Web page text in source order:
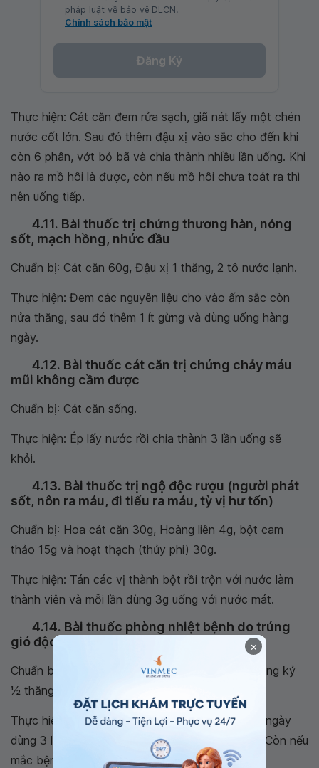
pháp luật về bảo vệ DLCN.
Chính sách bảo mật
Đăng Ký
Thực hiện: Cát căn đem rửa sạch, giã nát lấy một chén
nước cốt lớn. Sau đó thêm đậu xị vào sắc cho đến khi
còn 6 phân, vớt bỏ bã và chia thành nhiều lần uống. Khi
nào ra mồ hôi là được, còn nếu mồ hôi chưa toát ra thì
nên uống tiếp.
4.11. Bài thuốc trị chứng thương hàn, nóng
sốt, mạch hồng, nhức đầu
Chuẩn bị: Cát căn 60g, Đậu xị 1 thăng, 2 tô nước lạnh.
Thực hiện: Đem các nguyên liệu cho vào ấm sắc còn
nửa thăng, sau đó thêm 1 ít gừng và dùng uống hàng
ngày.
4.12. Bài thuốc cát căn trị chứng chảy máu
mũi không cầm được
Chuẩn bị: Cát căn sống.
Thực hiện: Ép lấy nước rồi chia thành 3 lần uống sẽ
khỏi.
4.13. Bài thuốc trị ngộ độc rượu (người phát
sốt, nôn ra máu, đi tiểu ra máu, tỳ vị hư tổn)
Chuẩn bị: Hoa cát căn 30g, Hoàng liên 4g, bột cam
thảo 15g và hoạt thạch (thủy phi) 30g.
Thực hiện: Tán các vị thành bột rồi trộn với nước làm
thành viên và mỗi lần dùng 3g uống với nước mát.
4.14. Bài thuốc phòng nhiệt bệnh do trúng
gió độc
Chuẩn bị: Cát căn 2 thăng, Sinh địa 1 thăng, hương kỷ
1⁄2 thăng.
Thực hiện: Các vị thuốc trên tán thành bột mịn, ngày
dùng 3 lần sau khi ăn, uống cùng với nước cơm. Còn nếu
mắc bệnh thì ngày dùng 5 lần.
×